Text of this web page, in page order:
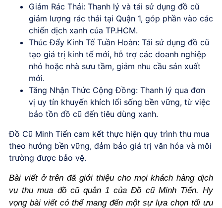
Giảm Rác Thải: Thanh lý và tái sử dụng đồ cũ
giảm lượng rác thải tại Quận 1, góp phần vào các
chiến dịch xanh của TP.HCM.
Thúc Đẩy Kinh Tế Tuần Hoàn: Tái sử dụng đồ cũ
tạo giá trị kinh tế mới, hỗ trợ các doanh nghiệp
nhỏ hoặc nhà sưu tầm, giảm nhu cầu sản xuất
mới.
Tăng Nhận Thức Cộng Đồng: Thanh lý qua đơn
vị uy tín khuyến khích lối sống bền vững, từ việc
bảo tồn đồ cũ đến tiêu dùng xanh.
Đồ Cũ Minh Tiến cam kết thực hiện quy trình thu mua
theo hướng bền vững, đảm bảo giá trị văn hóa và môi
trường được bảo vệ.
Bài viết ở trên đã giới thiệu cho mọi khách hàng dịch
vụ thu mua đồ cũ quân 1 của Đồ cũ Minh Tiến. Hy
vọng bài viết có thể mang đến một sự lựa chọn tối ưu